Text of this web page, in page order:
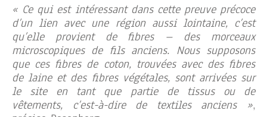
« Ce qui est intéressant dans cette preuve précoce
d’un lien avec une région aussi lointaine, c’est
qu’elle provient de fibres – des morceaux
microscopiques de fils anciens. Nous supposons
que ces fibres de coton, trouvées avec des fibres
de laine et des fibres végétales, sont arrivées sur
le site en tant que partie de tissus ou de
vêtements, c’est-à-dire de textiles anciens »,